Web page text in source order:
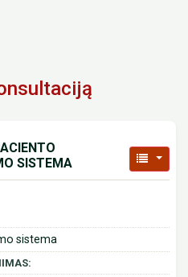
SISTEMA
sistema